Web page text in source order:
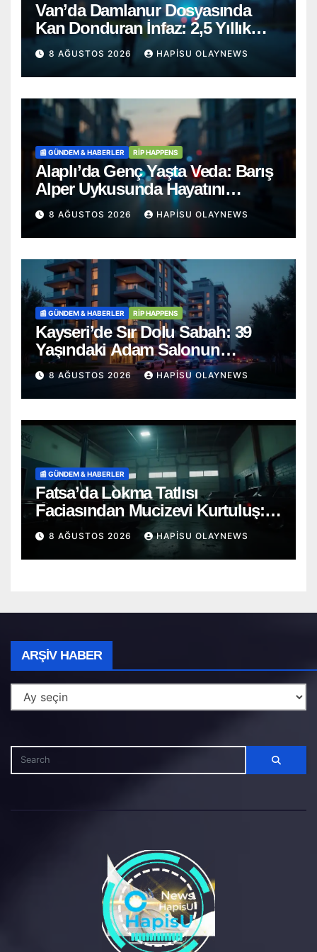
Van’da Damlanur Dosyasında
Kan Donduran İnfaz: 2,5 Yıllık
‘İntihar’ Senaryosu Çöktü!
8 AĞUSTOS 2026 HAPISU OLAYNEWS
📰 GÜNDEM & HABERLER RİP HAPPENS
Alaplı’da Genç Yaşta Veda: Barış
Alper Uykusunda Hayatını
Kaybetti
8 AĞUSTOS 2026 HAPISU OLAYNEWS
📰 GÜNDEM & HABERLER RİP HAPPENS
Kayseri’de Sır Dolu Sabah: 39
Yaşındaki Adam Salonun
Ortasında Ölü Bulundu
8 AĞUSTOS 2026 HAPISU OLAYNEWS
📰 GÜNDEM & HABERLER
Fatsa’da Lokma Tatlısı
Faciasından Mucizevi Kurtuluş:
Saniyelerle Yarışan Heimlich
Müdahalesi!
8 AĞUSTOS 2026 HAPISU OLAYNEWS
ARŞIV HABER
Haber